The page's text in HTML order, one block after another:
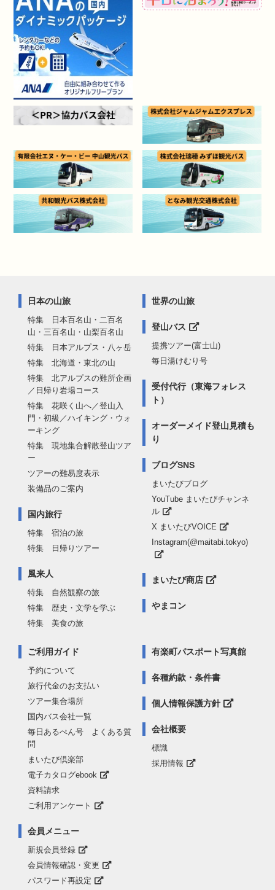
日本の山旅
特集 日本百名山・二百名
山・三百名山・山梨百名山
特集 日本アルプス・八ヶ岳
特集 北海道・東北の山
特集 北アルプスの難所企画
／日帰り岩場コース
特集 花咲く山へ／登山入
門・初級／ハイキング・ウォ
ーキング
特集 現地集合解散登山ツア
ー
ツアーの難易度表示
装備品のご案内
国内旅行
特集 宿泊の旅
特集 日帰りツアー
風来人
特集 自然観察の旅
特集 歴史・文学を学ぶ
特集 美食の旅
世界の山旅
登山バス
提携ツアー(富士山)
毎日湯けむり号
受付代行（東海フォレス
ト）
オーダーメイド登山見積も
り
ブログSNS
まいたびブログ
YouTube まいたびチャンネ
ル
X まいたびVOICE
Instagram(@maitabi.tokyo)
まいたび商店
やまコン
ご利用ガイド
予約について
旅行代金のお支払い
ツアー集合場所
国内バス会社一覧
毎日あるぺん号 よくある質
問
まいたび倶楽部
電子カタログebook
資料請求
ご利用アンケート
会員メニュー
新規会員登録
会員情報確認・変更
パスワード再設定
有楽町パスポート写真館
各種約款・条件書
個人情報保護方針
会社概要
標識
採用情報